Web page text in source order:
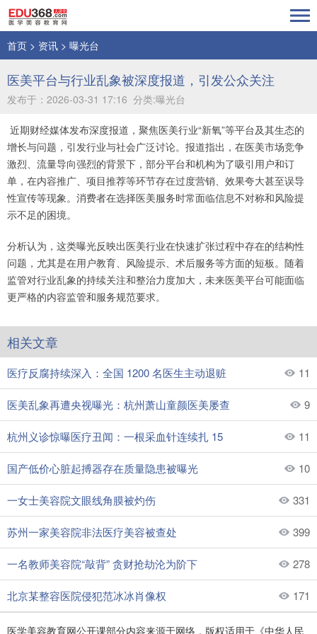
首页 > 资讯 > 曝光台
医美平台与行业乱象被深度报道，引发公众关注
发布于：2026-03-31 17:16 分类:曝光台
近期财经媒体发布深度报道，聚焦医美行业“新氧”等平台及其生态的
增长与问题，引发行业与社会广泛讨论。报道指出，在医美市场竞争
激烈、流量导向强烈的背景下，部分平台和机构为了吸引用户和订
单，在内容推广、项目推荐等环节存在过度营销、效果夸大甚至误导
性宣传等现象。消费者在选择医美服务时常面临信息不对称和风险提
示不足的困境。
分析认为，这类曝光反映出医美行业在快速扩张过程中存在的结构性
问题，尤其是在用户教育、风险提示、术后服务等方面的短板。随着
监管对行业乱象的持续关注和整治力度加大，未来医美平台可能面临
更严格的内容监管和服务规范要求。
相关文章
医疗反腐持续深入：全国 1200 名医生主动退赃 11
医美乱象再遭央视曝光：杭州萧山童颜医美屡查 9
杭州义诊惊曝医疗丑闻：一根采血针连续扎 15 11
国产低价心脏起搏器存在质量隐患被曝光 10
一女士美容院文眼线角膜被灼伤 331
苏州一家美容院非法医疗美容被查处 399
一名教师美容院“敲背” 贪财抢劫沦为阶下 278
北京某整容医院侵犯范冰冰肖像权 171
医学美容教育网公开课部分内容来源于网络，版权适用于《中华人民